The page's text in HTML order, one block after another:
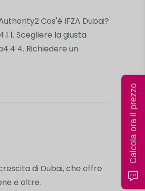
Cos'è IFZA Dubai?
1. Scegliere la giusta
4. Richiedere un
di Dubai, che offre
e oltre.
Calcola ora il prezzo